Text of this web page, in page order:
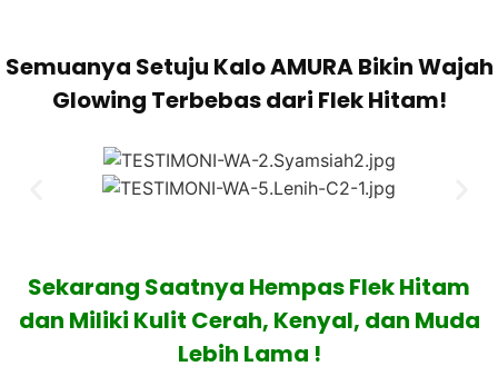
Semuanya Setuju Kalo AMURA Bikin Wajah
Glowing Terbebas dari Flek Hitam!
Sekarang Saatnya Hempas Flek Hitam
dan Miliki Kulit Cerah, Kenyal, dan Muda
Lebih Lama !